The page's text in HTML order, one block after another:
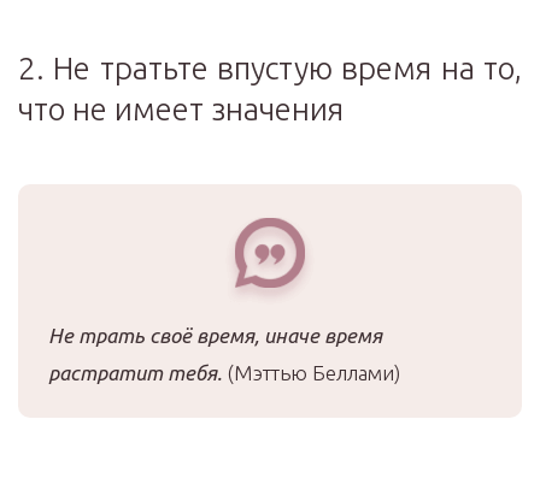
2. Не тратьте впустую время на то,
что не имеет значения
Не трать своё время, иначе время
растратит тебя. (Мэттью Беллами)